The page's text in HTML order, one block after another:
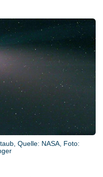
Quelle: NASA, Foto: